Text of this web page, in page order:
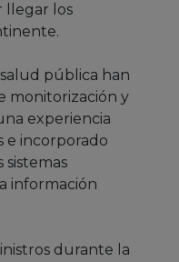
llegar los
pública han
monitorización y
experiencia
e incorporado
información
durante la